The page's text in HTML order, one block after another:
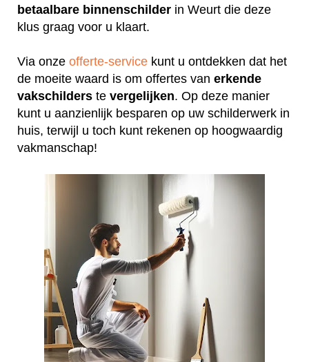
betaalbare binnenschilder in Weurt die deze
klus graag voor u klaart.
Via onze offerte-service kunt u ontdekken dat het
de moeite waard is om offertes van erkende
vakschilders te vergelijken. Op deze manier
kunt u aanzienlijk besparen op uw schilderwerk in
huis, terwijl u toch kunt rekenen op hoogwaardig
vakmanschap!